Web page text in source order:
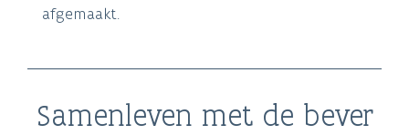
afgemaakt.
Samenleven met de bever